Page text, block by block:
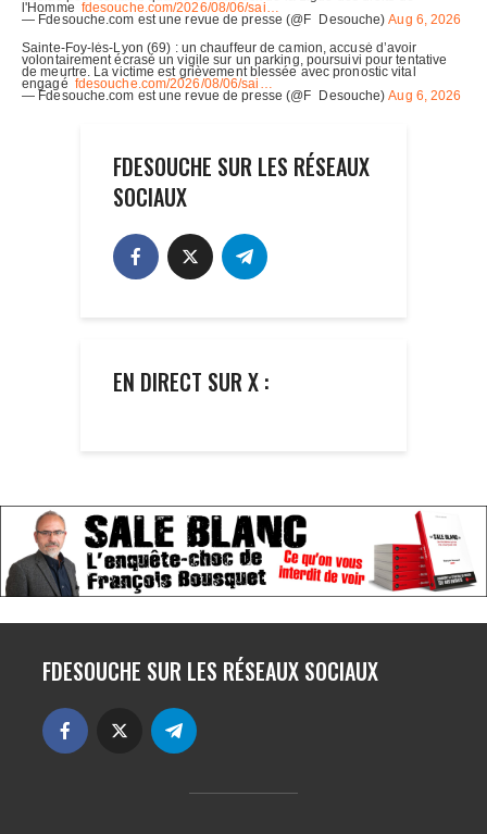
FDESOUCHE SUR LES RÉSEAUX
SOCIAUX
EN DIRECT SUR X :
FDESOUCHE SUR LES RÉSEAUX SOCIAUX